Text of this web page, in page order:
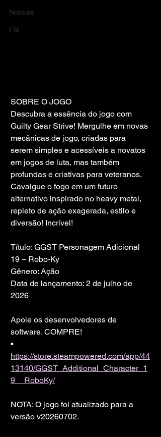
Noticias
FG
SOBRE O JOGO
Descubra a essência do jogo com
Guilty Gear Strive! Mergulhe em novas
mecânicas de jogo, criadas para
serem simples e acessíveis a novatos
em jogos de luta, mas também
profundas e criativas para veteranos.
Cavalgue o fogo em um futuro
alternativo inspirado no heavy metal,
repleto de ação exagerada, estilo e
diversão! Incrível!
Título: GGST Personagem Adicional
19 – Robo-Ky
Gênero: Ação
Data de lançamento: 2 de julho de
2026
Apoie os desenvolvedores de
software. COMPRE!
•
https://store.steampowered.com/app/44
13140/GGST_Additional_Character_1
9__RoboKy/
NOTA: O jogo foi atualizado para a
versão v20260702.